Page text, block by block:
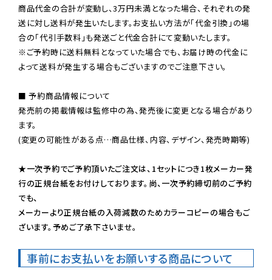
商品代金の合計が変動し、3万円未満となった場合、それぞれの発
送に対し送料が発生いたします。お支払い方法が「代金引換」の場
※ご予約時に送料無料となっていた場合でも、お届け時の代金に
よって送料が発生する場合もございますのでご注意下さい。
■ 予約商品情報について
発売前の掲載情報は監修中の為、発売後に変更となる場合があり
ます。
(変更の可能性がある点…商品仕様、内容、デザイン、発売時期等)
★一次予約でご予約頂いたご注文は、1セットにつき1枚メーカー発
行の正規台紙をお付けしております。尚、一次予約締切前のご予約
でも、
メーカーより正規台紙の入荷減数のためカラーコピーの場合もご
ざいます。予めご了承下さいませ。
事前にお支払いをお願いする商品について